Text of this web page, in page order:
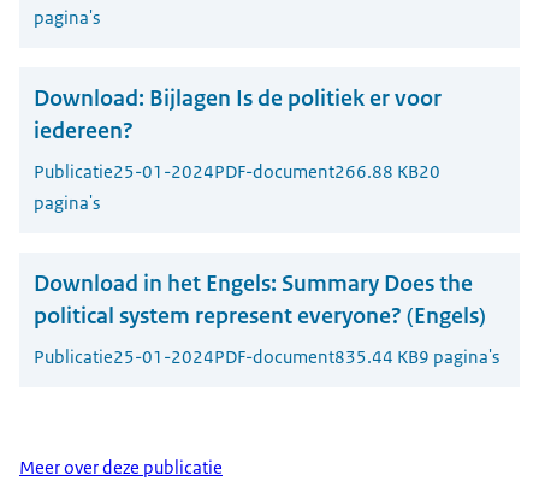
pagina's
Download: Bijlagen Is de politiek er voor
iedereen?
Publicatie25-01-2024PDF-document266.88 KB20
pagina's
Download in het Engels: Summary Does the
political system represent everyone? (Engels)
Publicatie25-01-2024PDF-document835.44 KB9 pagina's
Meer over deze publicatie